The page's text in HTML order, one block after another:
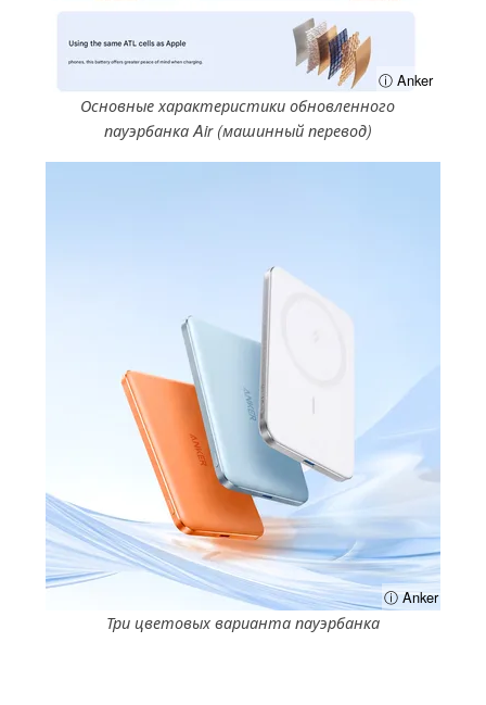
ⓘ Anker
Основные характеристики обновленного
пауэрбанка Air (машинный перевод)
ⓘ Anker
Три цветовых варианта пауэрбанка